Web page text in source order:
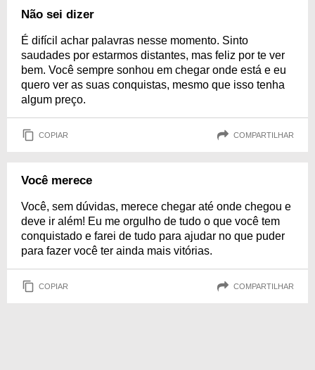
Não sei dizer
É difícil achar palavras nesse momento. Sinto
saudades por estarmos distantes, mas feliz por te ver
bem. Você sempre sonhou em chegar onde está e eu
quero ver as suas conquistas, mesmo que isso tenha
algum preço.
COPIAR COMPARTILHAR
Você merece
Você, sem dúvidas, merece chegar até onde chegou e
deve ir além! Eu me orgulho de tudo o que você tem
conquistado e farei de tudo para ajudar no que puder
para fazer você ter ainda mais vitórias.
COPIAR COMPARTILHAR